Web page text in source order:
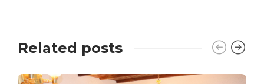
Related posts